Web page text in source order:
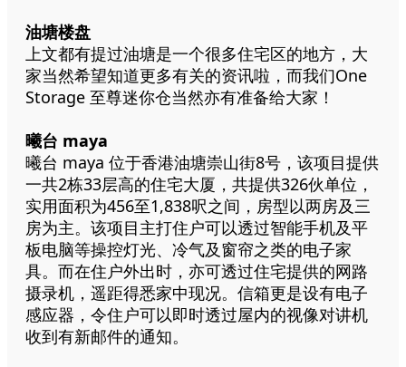
油塘楼盘
上文都有提过油塘是一个很多住宅区的地方，大
家当然希望知道更多有关的资讯啦，而我们One
Storage 至尊迷你仓当然亦有准备给大家！
曦台 maya
曦台 maya 位于香港油塘崇山街8号，该项目提供
一共2栋33层高的住宅大厦，共提供326伙单位，
实用面积为456至1,838呎之间，房型以两房及三
房为主。该项目主打住户可以透过智能手机及平
板电脑等操控灯光、冷气及窗帘之类的电子家
具。而在住户外出时，亦可透过住宅提供的网路
摄录机，遥距得悉家中现况。信箱更是设有电子
感应器，令住户可以即时透过屋内的视像对讲机
收到有新邮件的通知。